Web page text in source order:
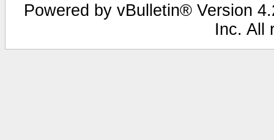
Powered by vBulletin® Version
Inc. All